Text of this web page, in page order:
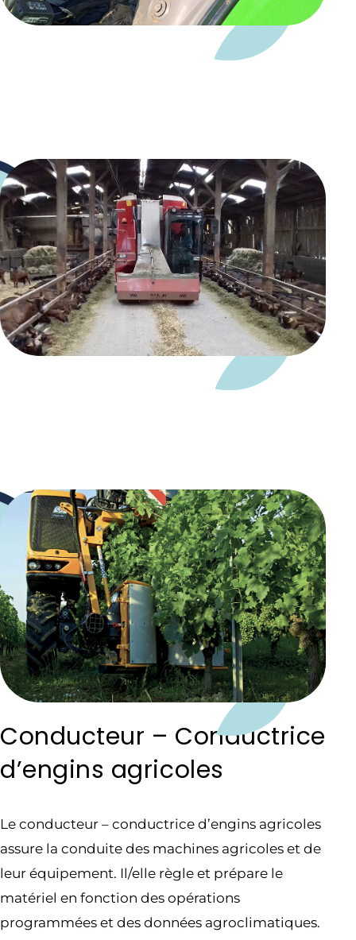
Conducteur – Conductrice
d’engins agricoles
Le conducteur – conductrice d’engins agricoles
assure la conduite des machines agricoles et de
leur équipement. Il/elle règle et prépare le
matériel en fonction des opérations
programmées et des données agroclimatiques.